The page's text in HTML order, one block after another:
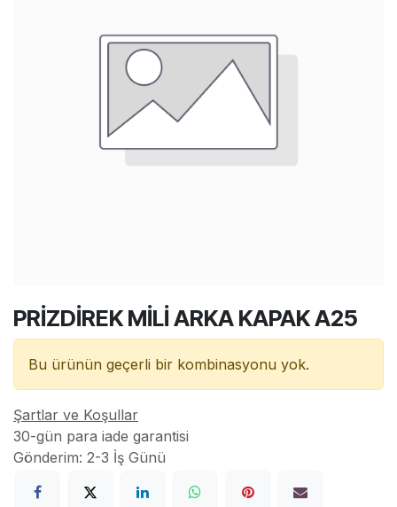
PRİZDİREK MİLİ ARKA KAPAK A25
Bu ürünün geçerli bir kombinasyonu yok.
Şartlar ve Koşullar
30-gün para iade garantisi
Gönderim: 2-3 İş Günü